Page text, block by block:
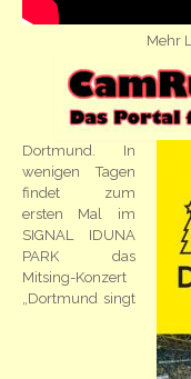
Mehr
Dortmund. In
wenigen Tagen
findet zum
ersten Mal im
SIGNAL IDUNA
PARK das
Mitsing-Konzert
„Dortmund singt